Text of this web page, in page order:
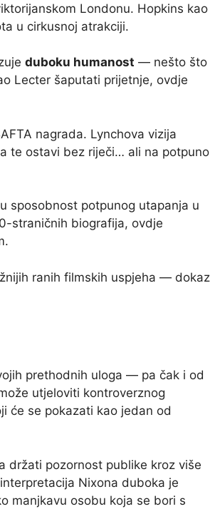
Londonu. Hopkins kao
u cirkusnoj atrakciji.
duboku humanost — nešto što
Lecter šaputati prijetnje, ovdje
nagrada. Lynchova vizija
te ostavi bez riječi… ali na potpuno
sposobnost potpunog utapanja u
straničnih biografija, ovdje
ranih filmskih uspjeha — dokaz
prethodnih uloga — pa čak i od
utjeloviti kontroverznog
će se pokazati kao jedan od
držati pozornost publike kroz više
Nixona duboka je
manjkavu osobu koja se bori s